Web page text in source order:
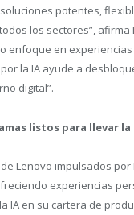
potentes,
los sectores”,
enfoque en
la IA ayude a
digital”.
listos para llevar
Lenovo impulsados
experiencias
IA en su cartera de